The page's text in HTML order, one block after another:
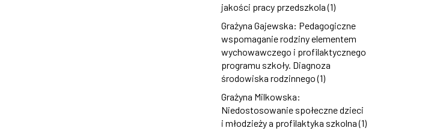
jakości pracy przedszkola (1)
Grażyna Gajewska: Pedagogiczne
wspomaganie rodziny elementem
wychowawczego i profilaktycznego
programu szkoły. Diagnoza
środowiska rodzinnego (1)
Grażyna Milkowska:
Niedostosowanie społeczne dzieci
i młodzieży a profilaktyka szkolna (1)